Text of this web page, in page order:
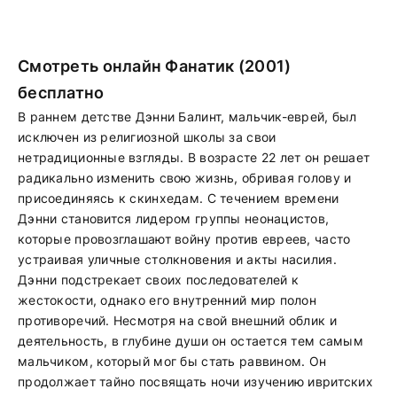
Смотреть онлайн Фанатик (2001)
бесплатно
В раннем детстве Дэнни Балинт, мальчик-еврей, был
исключен из религиозной школы за свои
нетрадиционные взгляды. В возрасте 22 лет он решает
радикально изменить свою жизнь, обривая голову и
присоединяясь к скинхедам. С течением времени
Дэнни становится лидером группы неонацистов,
которые провозглашают войну против евреев, часто
устраивая уличные столкновения и акты насилия.
Дэнни подстрекает своих последователей к
жестокости, однако его внутренний мир полон
противоречий. Несмотря на свой внешний облик и
деятельность, в глубине души он остается тем самым
мальчиком, который мог бы стать раввином. Он
продолжает тайно посвящать ночи изучению ивритских